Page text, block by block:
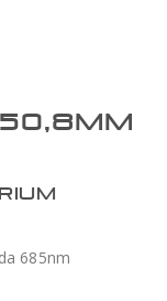
685nm